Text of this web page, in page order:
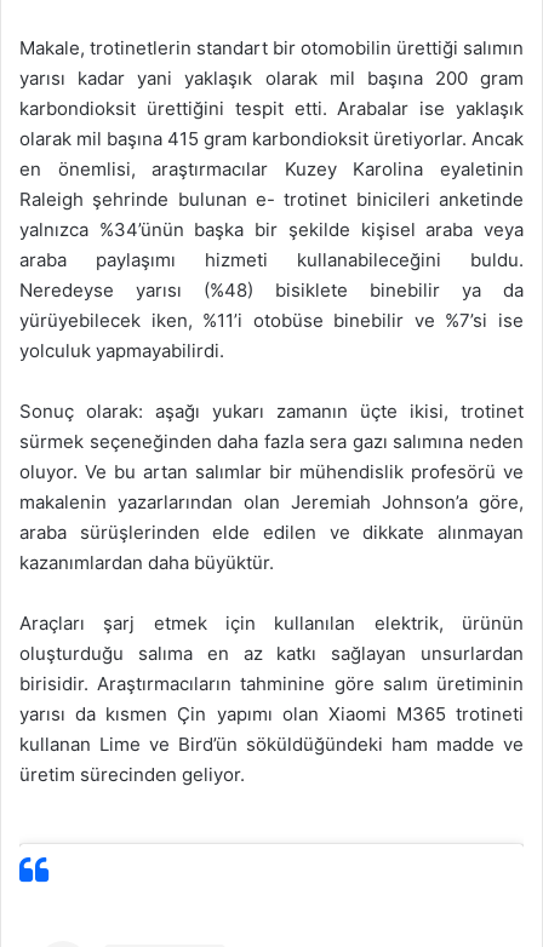
Makale, trotinetlerin standart bir otomobilin ürettiği salımın
yarısı kadar yani yaklaşık olarak mil başına 200 gram
karbondioksit ürettiğini tespit etti. Arabalar ise yaklaşık
olarak mil başına 415 gram karbondioksit üretiyorlar. Ancak
en önemlisi, araştırmacılar Kuzey Karolina eyaletinin
Raleigh şehrinde bulunan e- trotinet binicileri anketinde
yalnızca %34’ünün başka bir şekilde kişisel araba veya
araba paylaşımı hizmeti kullanabileceğini buldu.
Neredeyse yarısı (%48) bisiklete binebilir ya da
yürüyebilecek iken, %11’i otobüse binebilir ve %7’si ise
yolculuk yapmayabilirdi.
Sonuç olarak: aşağı yukarı zamanın üçte ikisi, trotinet
sürmek seçeneğinden daha fazla sera gazı salımına neden
oluyor. Ve bu artan salımlar bir mühendislik profesörü ve
makalenin yazarlarından olan Jeremiah Johnson’a göre,
araba sürüşlerinden elde edilen ve dikkate alınmayan
kazanımlardan daha büyüktür.
Araçları şarj etmek için kullanılan elektrik, ürünün
oluşturduğu salıma en az katkı sağlayan unsurlardan
birisidir. Araştırmacıların tahminine göre salım üretiminin
yarısı da kısmen Çin yapımı olan Xiaomi M365 trotineti
kullanan Lime ve Bird’ün söküldüğündeki ham madde ve
üretim sürecinden geliyor.